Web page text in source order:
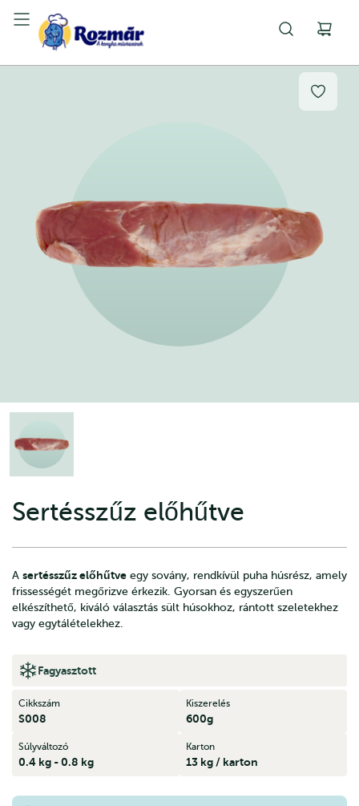
Sertésszűz előhűtve
A sertésszűz előhűtve egy sovány, rendkívül puha húsrész, amely
frissességét megőrizve érkezik. Gyorsan és egyszerűen
elkészíthető, kiváló választás sült húsokhoz, rántott szeletekhez
vagy egytálételekhez.
Fagyasztott
Cikkszám
S008
Kiszerelés
600g
Súlyváltozó
0.4 kg - 0.8 kg
Karton
13 kg / karton